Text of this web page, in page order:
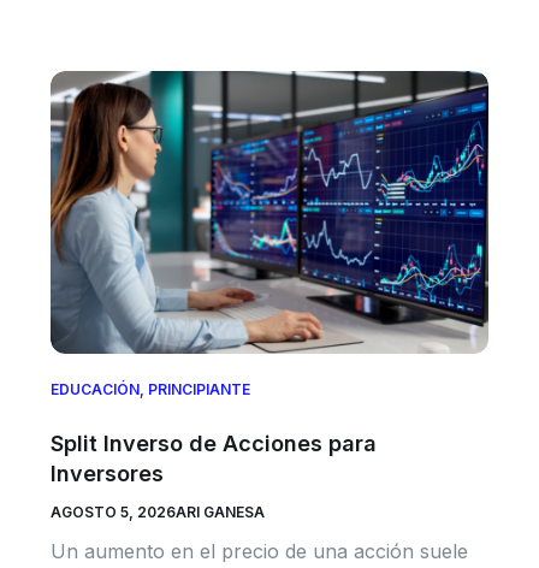
EDUCACIÓN PRINCIPIANTE
Split Inverso de Acciones para
Inversores
AGOSTO 5, 2026ARI GANESA
Un aumento en el precio de una acción suele